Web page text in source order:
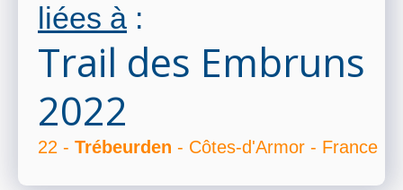
liées à :
Trail des Embruns
2022
22 - Trébeurden - Côtes-d'Armor - France